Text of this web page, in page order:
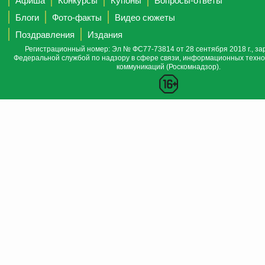
Блоги
Фото-факты
Видео сюжеты
Поздравления
Издания
Регистрационный номер: Эл № ФС77-73814 от 28 сентября 2018 г.,
Федеральной службой по надзору в сфере связи, информационных
коммуникаций (Роскомнадзор).